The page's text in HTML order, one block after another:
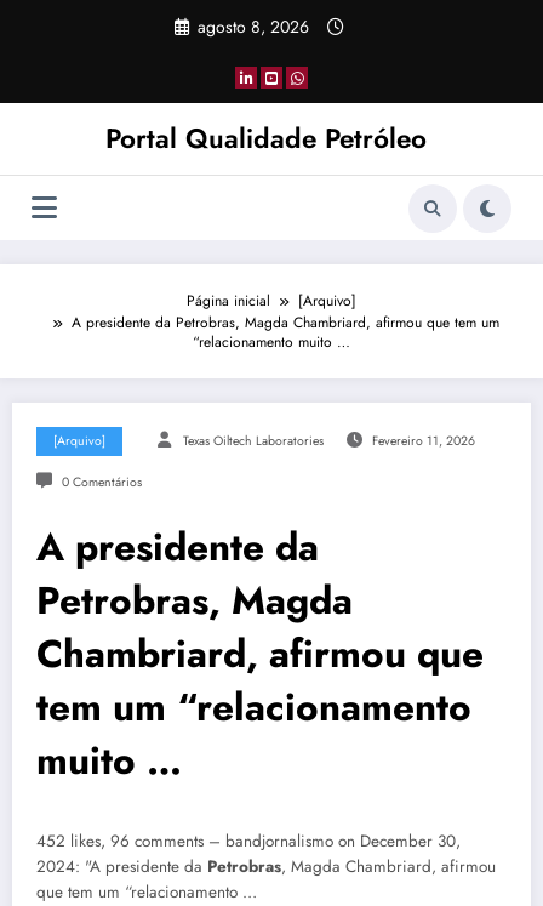
agosto 8, 2026
Portal Qualidade Petróleo
Página inicial
[Arquivo]
A presidente da Petrobras, Magda Chambriard, afirmou que tem um
“relacionamento muito …
[Arquivo] Texas Oiltech Laboratories Fevereiro 11, 2026
0 Comentários
A presidente da
Petrobras, Magda
Chambriard, afirmou que
tem um “relacionamento
muito …
452 likes, 96 comments – bandjornalismo on December 30,
2024: "A presidente da Petrobras, Magda Chambriard, afirmou
que tem um “relacionamento …